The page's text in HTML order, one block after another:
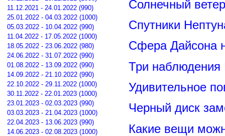
11.12.2021 - 24.01.2022 (990)
25.01.2022 - 04.03.2022 (1000)
05.03.2022 - 10.04.2022 (990)
11.04.2022 - 17.05.2022 (1000)
18.05.2022 - 23.06.2022 (980)
24.06.2022 - 31.07.2022 (990)
01.08.2022 - 13.09.2022 (990)
14.09.2022 - 21.10.2022 (990)
22.10.2022 - 29.11.2022 (1000)
30.11.2022 - 22.01.2023 (1000)
23.01.2023 - 02.03.2023 (990)
03.03.2023 - 21.04.2023 (1000)
22.04.2023 - 13.06.2023 (990)
14.06.2023 - 02.08.2023 (1000)
Солнечный
Спутники
Сфера Дайсона
Три
Удивительное
Черный диск
Какие вещи